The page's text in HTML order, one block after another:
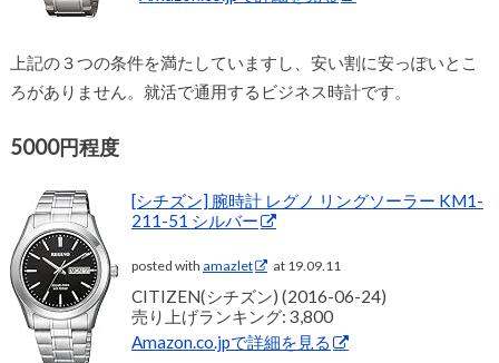
上記の３つの条件を満たしていますし、安い割に安っぽいとこ
ろがありません。就活で通用するビジネス時計です。
5000円程度
[シチズン] 腕時計 レグノ リングソーラー KM1-
211-51 シルバー
posted with amazlet at 19.09.11
CITIZEN(シチズン) (2016-06-24)
売り上げランキング: 3,800
Amazon.co.jpで詳細を見る